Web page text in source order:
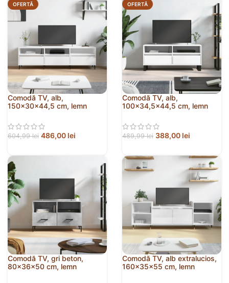
OFERTĂ
Comodă TV, alb,
150x30x44,5 cm, lemn
604,99lei 486,00 lei
OFERTĂ
Comodă TV, alb,
100×34,5×44,5 cm, lemn
489,99lei 388,00 lei
Comodă TV, gri beton,
80x36x50 cm, lemn
Comodă TV, alb extralucios,
160x35x55 cm, lemn